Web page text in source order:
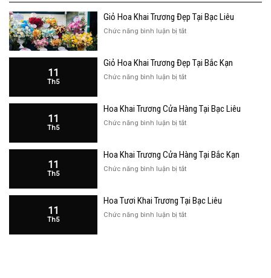
Giỏ Hoa Khai Trương Đẹp Tại Bạc Liêu
Chức năng bình luận bị tắtở
Khai
Đẹp
Liêu
11
Th5
Giỏ Hoa Khai Trương Đẹp Tại Bắc Kạn
Chức năng bình luận bị tắtở
Khai
Đẹp
Kạn
11
Th5
Hoa Khai Trương Cửa Hàng Tại Bạc Liêu
Chức năng bình luận bị tắtở
Trương
Hàng
Liêu
11
Th5
Hoa Khai Trương Cửa Hàng Tại Bắc Kạn
Chức năng bình luận bị tắtở
Trương
Hàng
11
Th5
Hoa Tươi Khai Trương Tại Bạc Liêu
Chức năng bình luận bị tắtở